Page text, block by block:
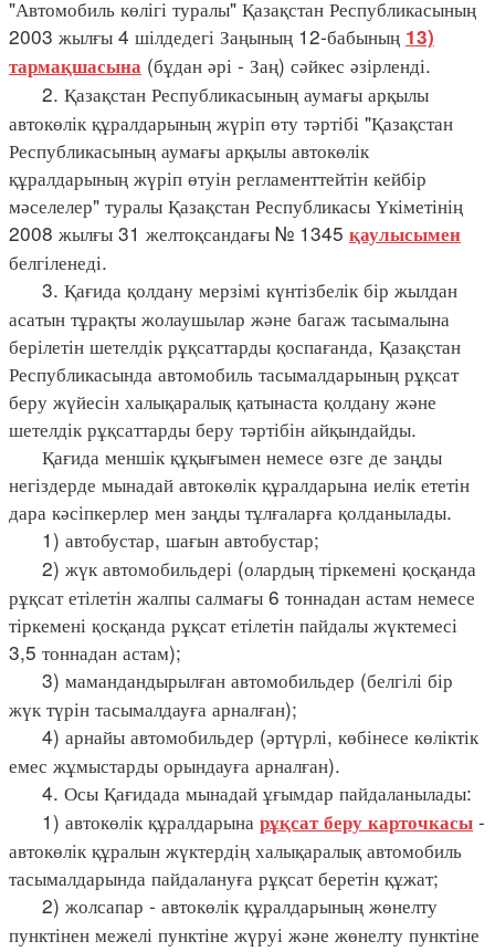
"Автомобиль көлігі туралы" Қазақстан Республикасының
2003 жылғы 4 шілдедегі Заңының 12-бабының 13)
тармақшасына (бұдан әрі - Заң) сәйкес әзірленді.
2. Қазақстан Республикасының аумағы арқылы
автокөлік құралдарының жүріп өту тәртібі "Қазақстан
Республикасының аумағы арқылы автокөлік
құралдарының жүріп өтуін регламенттейтін кейбір
мәселелер" туралы Қазақстан Республикасы Үкіметінің
2008 жылғы 31 желтоқсандағы № 1345 қаулысымен
белгіленеді.
3. Қағида қолдану мерзімі күнтізбелік бір жылдан
асатын тұрақты жолаушылар және багаж тасымалына
берілетін шетелдік рұқсаттарды қоспағанда, Қазақстан
Республикасында автомобиль тасымалдарының рұқсат
беру жүйесін халықаралық қатынаста қолдану және
шетелдік рұқсаттарды беру тәртібін айқындайды.
Қағида меншік құқығымен немесе өзге де заңды
негіздерде мынадай автокөлік құралдарына иелік ететін
дара кәсіпкерлер мен заңды тұлғаларға қолданылады.
1) автобустар, шағын автобустар;
2) жүк автомобильдері (олардың тіркемені қосқанда
рұқсат етілетін жалпы салмағы 6 тоннадан астам немесе
тіркемені қосқанда рұқсат етілетін пайдалы жүктемесі
3,5 тоннадан астам);
3) мамандандырылған автомобильдер (белгілі бір
жүк түрін тасымалдауға арналған);
4) арнайы автомобильдер (әртүрлі, көбінесе көліктік
емес жұмыстарды орындауға арналған).
4. Осы Қағидада мынадай ұғымдар пайдаланылады:
1) автокөлік құралдарына рұқсат беру карточкасы -
автокөлік құралын жүктердің халықаралық автомобиль
тасымалдарында пайдалануға рұқсат беретін құжат;
2) жолсапар - автокөлік құралдарының жөнелту
пунктінен межелі пунктіне жүруі және жөнелту пунктіне